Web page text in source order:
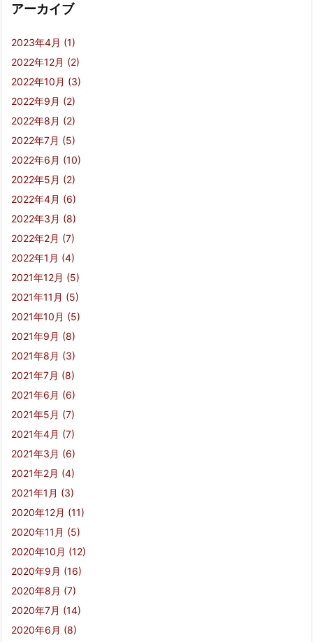
アーカイブ
2023年4月 (1)
2022年12月 (2)
2022年10月 (3)
2022年9月 (2)
2022年8月 (2)
2022年7月 (5)
2022年6月 (10)
2022年5月 (2)
2022年4月 (6)
2022年3月 (8)
2022年2月 (7)
2022年1月 (4)
2021年12月 (5)
2021年11月 (5)
2021年10月 (5)
2021年9月 (8)
2021年8月 (3)
2021年7月 (8)
2021年6月 (6)
2021年5月 (7)
2021年4月 (7)
2021年3月 (6)
2021年2月 (4)
2021年1月 (3)
2020年12月 (11)
2020年11月 (5)
2020年10月 (12)
2020年9月 (16)
2020年8月 (7)
2020年7月 (14)
2020年6月 (8)